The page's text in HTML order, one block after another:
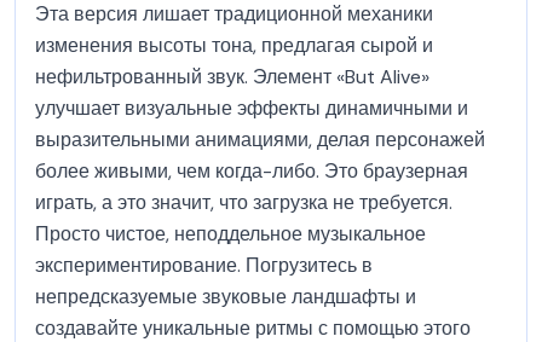
Эта версия лишает традиционной механики
изменения высоты тона, предлагая сырой и
нефильтрованный звук. Элемент «But Alive»
улучшает визуальные эффекты динамичными и
выразительными анимациями, делая персонажей
более живыми, чем когда-либо. Это браузерная
играть, а это значит, что загрузка не требуется.
Просто чистое, неподдельное музыкальное
экспериментирование. Погрузитесь в
непредсказуемые звуковые ландшафты и
создавайте уникальные ритмы с помощью этого